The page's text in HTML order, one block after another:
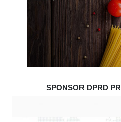
SPONSOR DPRD